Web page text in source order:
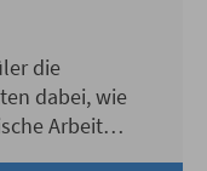
die
dabei, wie
Arbeit